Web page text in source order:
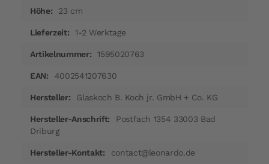
23 cm
1-2 Werktage
1595020763
4002541207630
Glaskoch B. Koch jr. GmbH + Co. KG
Postfach 1354 33003 Bad
Driburg
contact@leonardo.de